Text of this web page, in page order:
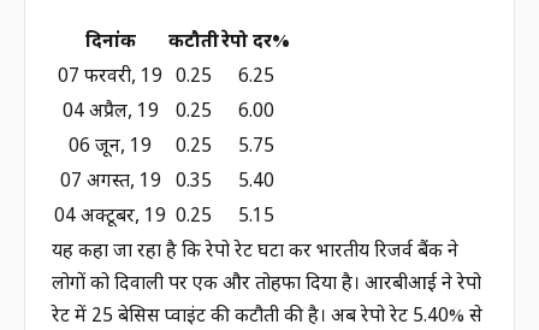
दिनांक कटौतीरेपो दर%
07 फरवरी, 19 0.25
6.25
04 अप्रैल, 19
0.25
6.00
06 जून, 19
0.25
5.75
07 अगस्त, 19
0.35
5.40
04 अक्टूबर, 19 0.25
5.15
यह कहा जा रहा है कि रेपो रेट घटा कर भारतीय रिजर्व बैंक ने
लोगों को दिवाली पर एक और तोहफा दिया है। आरबीआई ने रेपो
रेट में 25 बेसिस प्वाइंट की कटौती की है। अब रेपो रेट 5.40% से